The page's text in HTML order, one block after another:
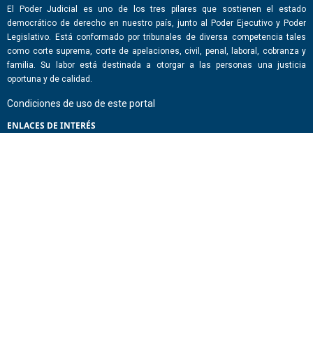
El Poder Judicial es uno de los tres pilares que sostienen el estado
democrático de derecho en nuestro país, junto al Poder Ejecutivo y Poder
Legislativo. Está conformado por tribunales de diversa competencia tales
como corte suprema, corte de apelaciones, civil, penal, laboral, cobranza y
familia. Su labor está destinada a otorgar a las personas una justicia
oportuna y de calidad.
Condiciones de uso de este portal
ENLACES DE INTERÉS